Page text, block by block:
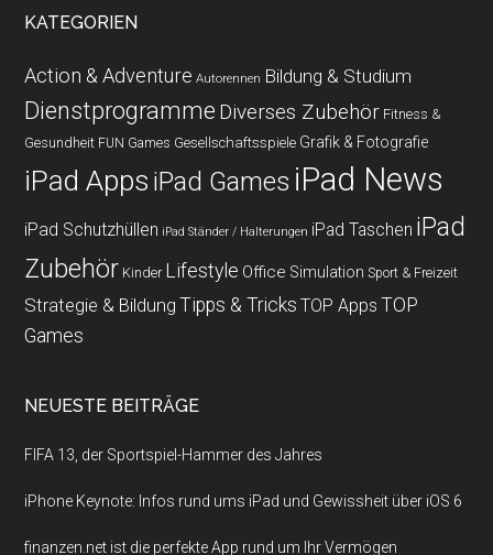
KATEGORIEN
Action & Adventure Autorennen Bildung & Studium
Dienstprogramme Diverses Zubehör Fitness &
Gesundheit FUN Games Gesellschaftsspiele Grafik & Fotografie
iPad Apps iPad Games iPad News
iPad Schutzhüllen iPad Ständer / Halterungen iPad Taschen iPad
Zubehör Kinder Lifestyle Office Simulation Sport & Freizeit
Strategie & Bildung Tipps & Tricks TOP Apps TOP
Games
NEUESTE BEITRÄGE
FIFA 13, der Sportspiel-Hammer des Jahres
iPhone Keynote: Infos rund ums iPad und Gewissheit über iOS 6
finanzen.net ist die perfekte App rund um Ihr Vermögen